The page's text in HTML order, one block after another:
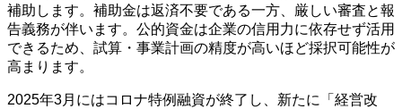
補助します。補助金は返済不要である一方、厳しい審査と報
告義務が伴います。公的資金は企業の信用力に依存せず活用
できるため、試算・事業計画の精度が高いほど採択可能性が
高まります。
2025年3月にはコロナ特例融資が終了し、新たに「経営改